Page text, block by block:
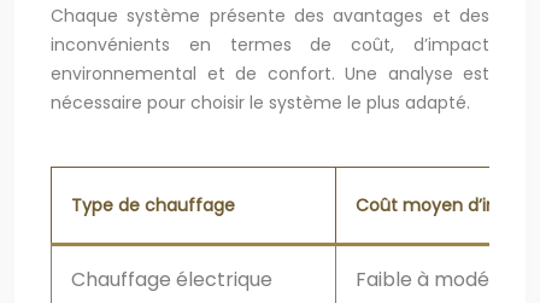
Chaque système présente des avantages et des
inconvénients en termes de coût, d’impact
environnemental et de confort. Une analyse est
nécessaire pour choisir le système le plus adapté.
Type de chauffage Coût moyen
Chauffage électrique Faible à modéré